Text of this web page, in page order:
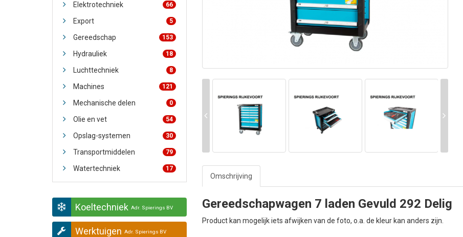
Elektrotechniek 66
Export 5
Gereedschap 153
Hydrauliek 18
Luchttechniek 8
Machines 121
Mechanische delen 0
Olie en vet 54
Opslag-systemen 30
Transportmiddelen 79
Watertechniek 17
Koeltechniek Adr. Spierings BV
Werktuigen Adr. Spierings BV
Omschrijving
Gereedschapwagen 7 laden Gevuld 292 Delig
Product kan mogelijk iets afwijken van de foto, o.a. de kleur kan anders zijn.